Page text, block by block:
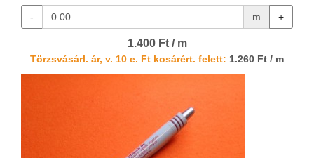
- m +
1.400 Ft / m
Törzsvásárl. ár, v. 10 e. Ft kosárért. felett: 1.260 Ft / m